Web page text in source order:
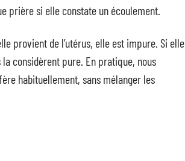
prière si elle constate un écoulement.
provient de l’utérus, elle est impure. Si elle
considèrent pure. En pratique, nous
habituellement, sans mélanger les